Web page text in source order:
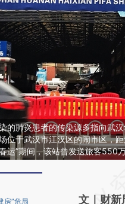
的肺炎患者的传染源多指向武
位于武汉市江汉区的闹市区，
运”期间，该站曾发送旅客550
房”危局
AI文｜财新